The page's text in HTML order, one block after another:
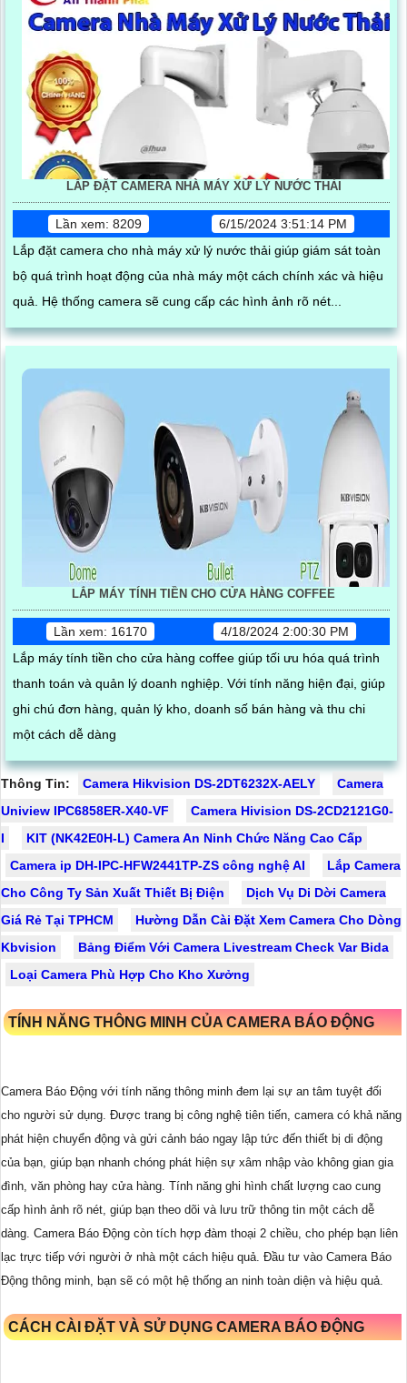
LẮP ĐẶT CAMERA NHÀ MÁY XỬ LÝ NƯỚC THẢI
Lần xem: 8209
6/15/2024 3:51:14 PM
Lắp đặt camera cho nhà máy xử lý nước thải giúp giám sát toàn
bộ quá trình hoạt động của nhà máy một cách chính xác và hiệu
quả. Hệ thống camera sẽ cung cấp các hình ảnh rõ nét...
LẮP MÁY TÍNH TIỀN CHO CỬA HÀNG COFFEE
Lần xem: 16170
4/18/2024 2:00:30 PM
Lắp máy tính tiền cho cửa hàng coffee giúp tối ưu hóa quá trình
thanh toán và quản lý doanh nghiệp. Với tính năng hiện đại, giúp
ghi chú đơn hàng, quản lý kho, doanh số bán hàng và thu chi
một cách dễ dàng
Thông Tin: Camera Hikvision DS-2DT6232X-AELY
Camera
Uniview IPC6858ER-X40-VF
Camera Hivision DS-2CD2121G0-
I
KIT (NK42E0H-L) Camera An Ninh Chức Năng Cao Cấp
Camera ip DH-IPC-HFW2441TP-ZS công nghệ AI
Lắp Camera
Cho Công Ty Sản Xuất Thiết Bị Điện
Dịch Vụ Di Dời Camera
Giá Rẻ Tại TPHCM
Hường Dẫn Cài Đặt Xem Camera Cho Dòng
Kbvision
Bảng Điểm Với Camera Livestream Check Var Bida
Loại Camera Phù Hợp Cho Kho Xưởng
TÍNH NĂNG THÔNG MINH CỦA CAMERA BÁO ĐỘNG
Camera Báo Động với tính năng thông minh đem lại sự an tâm tuyệt đối
cho người sử dụng. Được trang bị công nghệ tiên tiến, camera có khả năng
phát hiện chuyển động và gửi cảnh báo ngay lập tức đến thiết bị di động
của bạn, giúp bạn nhanh chóng phát hiện sự xâm nhập vào không gian gia
đình, văn phòng hay cửa hàng. Tính năng ghi hình chất lượng cao cung
cấp hình ảnh rõ nét, giúp bạn theo dõi và lưu trữ thông tin một cách dễ
dàng. Camera Báo Động còn tích hợp đàm thoại 2 chiều, cho phép bạn liên
lạc trực tiếp với người ở nhà một cách hiệu quả. Đầu tư vào Camera Báo
Động thông minh, bạn sẽ có một hệ thống an ninh toàn diện và hiệu quả.
CÁCH CÀI ĐẶT VÀ SỬ DỤNG CAMERA BÁO ĐỘNG